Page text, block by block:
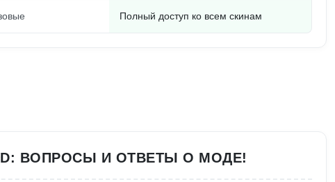
Полный доступ ко всем скинам
3D: ВОПРОСЫ И ОТВЕТЫ О МОДЕ!